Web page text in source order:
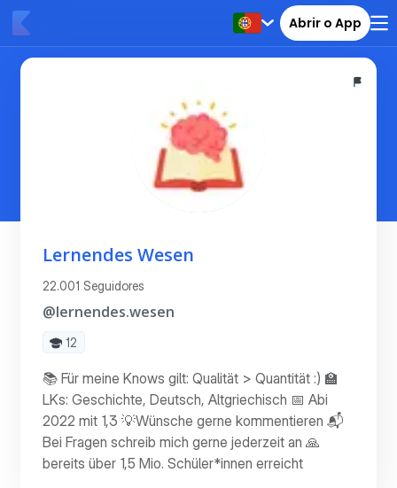
Abrir o App
Lernendes Wesen
22.001 Seguidores
@lernendes.wesen
12
📚 Für meine Knows gilt: Qualität > Quantität :) 🏫
LKs: Geschichte, Deutsch, Altgriechisch 📅 Abi
2022 mit 1,3 💡Wünsche gerne kommentieren 📬
Bei Fragen schreib mich gerne jederzeit an 🙏
bereits über 1,5 Mio. Schüler*innen erreicht